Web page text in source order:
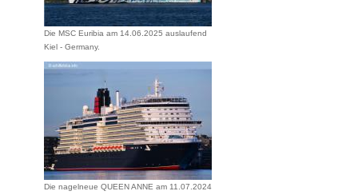
Die MSC Euribia am 14.06.2025 auslaufend
Kiel - Germany.
Die nagelneue QUEEN ANNE am 11.07.2024